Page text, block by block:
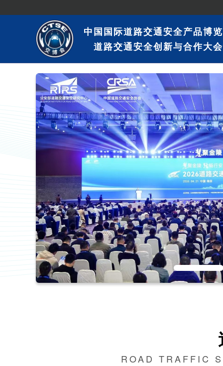
中国国际道路交通安全产品博
道路交通安全创新与合作大会
ROAD TRAFFIC